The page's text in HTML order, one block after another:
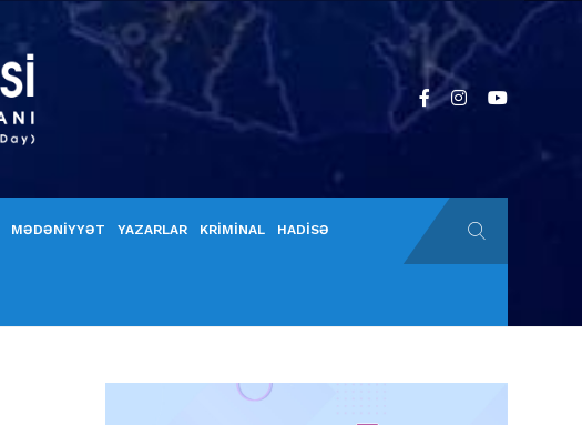
MƏDƏNİYYƏT YAZARLAR KRİMİNAL HADİSƏ